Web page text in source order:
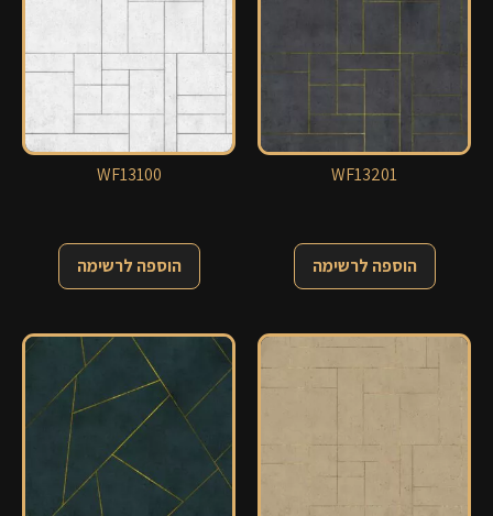
WF13201
הוספה לרשימה
WF13100
הוספה לרשימה